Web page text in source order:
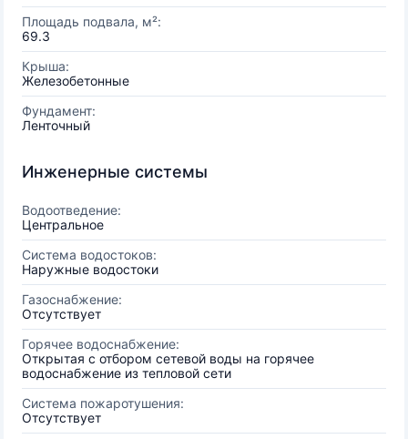
Площадь подвала, м²:
69.3
Крыша:
Железобетонные
Фундамент:
Ленточный
Инженерные системы
Водоотведение:
Центральное
Система водостоков:
Наружные водостоки
Газоснабжение:
Отсутствует
Горячее водоснабжение:
Открытая с отбором сетевой воды на горячее
водоснабжение из тепловой сети
Система пожаротушения:
Отсутствует